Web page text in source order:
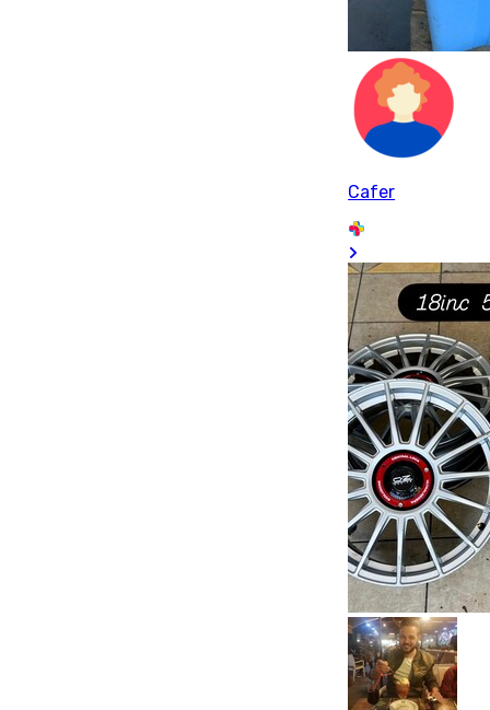
Cafer